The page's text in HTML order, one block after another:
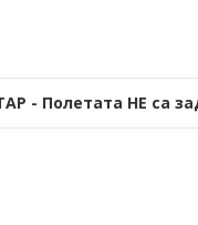
- Полетата НЕ са